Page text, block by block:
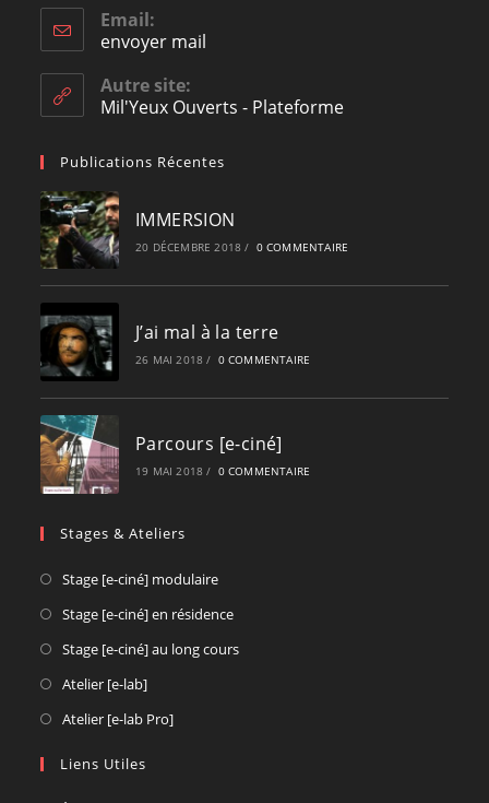
Email:
envoyer mail
application
Autre site:
Mil'Yeux Ouverts - Plateforme
Publications Récentes
IMMERSION
20 DÉCEMBRE 2018 / 0 COMMENTAIRE
J’ai mal à la terre
26 MAI 2018 / 0 COMMENTAIRE
Parcours [e-ciné]
19 MAI 2018 / 0 COMMENTAIRE
Stages & Ateliers
Stage [e-ciné] modulaireOpens
new
Stage [e-ciné] en résidenceOpens
Stage [e-ciné] au long coursOpens
Atelier [e-lab]Opens
Atelier [e-lab Pro]Opens
Liens Utiles